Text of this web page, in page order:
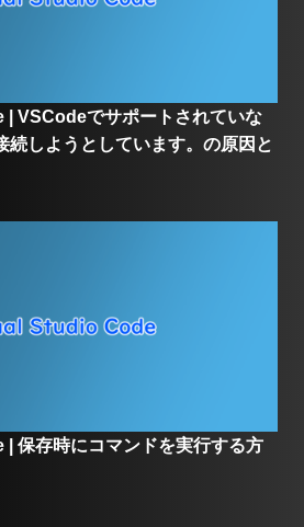
VSCodeでサポートされていな
続しようとしています。の原因と
保存時にコマンドを実行する方